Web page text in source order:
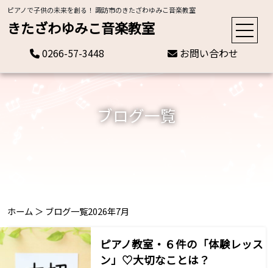
ピアノで子供の未来を創る！ 諏訪市のきたざわゆみこ音楽教室
きたざわゆみこ音楽教室
0266-57-3448 お問い合わせ
ブログ一覧
ホーム ＞ ブログ一覧2026年7月
ピアノ教室・６件の「体験レッス
ン」♡大切なことは？